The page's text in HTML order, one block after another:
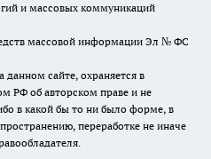
и массовых коммуникаций
массовой информации Эл № ФС
сайте, охраняется в
РФ об авторском праве и не
в какой бы то ни было форме, в
переработке не иначе